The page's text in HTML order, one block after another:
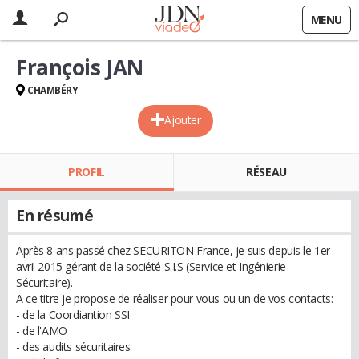
MENU
Ajouter
François JAN
CHAMBÉRY
PROFIL RÉSEAU
En résumé
Après 8 ans passé chez SECURITON France, je suis depuis le 1er
avril 2015 gérant de la société S.I.S (Service et Ingénierie
Sécuritaire).
A ce titre je propose de réaliser pour vous ou un de vos contacts:
- de la Coordiantion SSI
- de l'AMO
- des audits sécuritaires